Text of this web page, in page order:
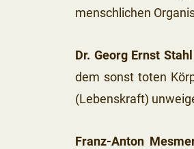
menschlichen
Dr. Georg Ernst Stahl
dem sonst toten
(Lebenskraft)
Franz-Anton